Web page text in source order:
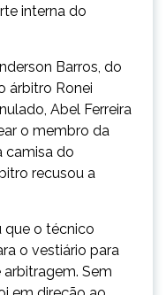
interna do
Barros, do
árbitro Ronei
Abel Ferreira
o membro da
camisa do
recusou a
que o técnico
o vestiário para
arbitragem. Sem